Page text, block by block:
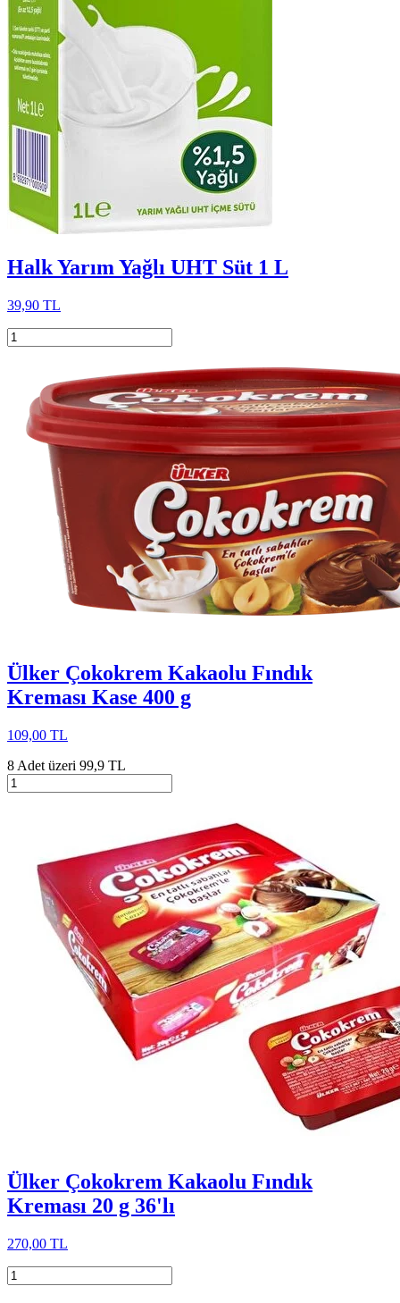
Halk Yarım Yağlı UHT Süt 1 L
39,90 TL
Ülker Çokokrem Kakaolu Fındık
Kreması Kase 400 g
109,00 TL
8 Adet üzeri 99,9 TL
Ülker Çokokrem Kakaolu Fındık
Kreması 20 g 36'lı
270,00 TL